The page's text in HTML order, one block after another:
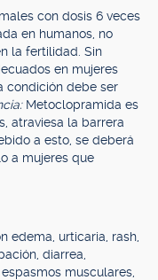
con dosis 6 veces
en humanos, no
la fertilidad. Sin
en mujeres
condición debe ser
Metoclopramida es
atraviesa la barrera
a esto, se deberá
a mujeres que
edema, urticaria, rash,
diarrea,
musculares,